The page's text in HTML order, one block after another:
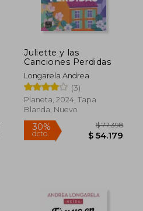
Juliette y las
Canciones Perdidas
Longarela Andrea
(3)
Planeta, 2024, Tapa
Blanda, Nuevo